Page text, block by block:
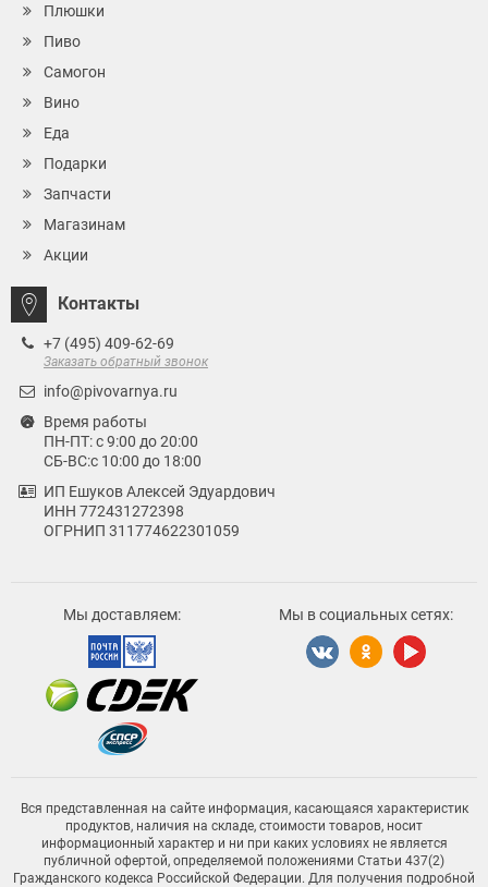
Плюшки
Пиво
Самогон
Вино
Еда
Подарки
Запчасти
Магазинам
Акции
Контакты
+7 (495) 409-62-69
Заказать обратный звонок
info@pivovarnya.ru
Время работы
ПН-ПТ: с 9:00 до 20:00
СБ-ВС:с 10:00 до 18:00
ИП Ешуков Алексей Эдуардович
ИНН 772431272398
ОГРНИП 311774622301059
Мы доставляем: Мы в социальных сетях:
Вся представленная на сайте информация, касающаяся характеристик
продуктов, наличия на складе, стоимости товаров, носит
информационный характер и ни при каких условиях не является
публичной офертой, определяемой положениями Статьи 437(2)
Гражданского кодекса Российской Федерации. Для получения подробной